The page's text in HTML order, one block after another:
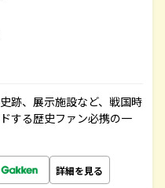
跡、展示施設など、戦国時
する歴史ファン必携の一
詳細を見る